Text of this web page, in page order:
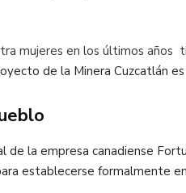
mujeres en los últimos años
de la Minera Cuzcatlán es
de la empresa canadiense
establecerse formalmente